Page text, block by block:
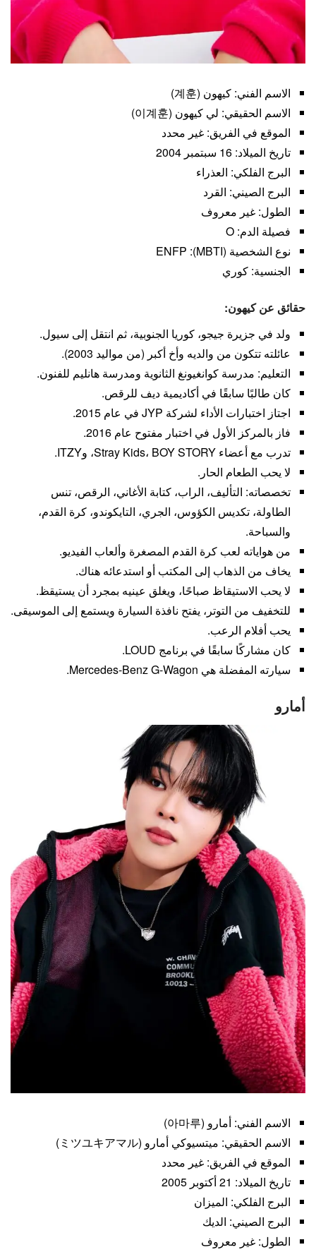
الاسم الفني: كيهون (계훈)
الاسم الحقيقي: لي كيهون (이계훈)
الموقع في الفريق: غير محدد
تاريخ الميلاد: 16 سبتمبر 2004
البرج الفلكي: العذراء
البرج الصيني: القرد
الطول: غير معروف
فصيلة الدم: O
نوع الشخصية (MBTI): ENFP
الجنسية: كوري
حقائق عن كيهون:
ولد في جزيرة جيجو، كوريا الجنوبية، ثم انتقل إلى سيول.
عائلته تتكون من والديه وأخ أكبر (من مواليد 2003).
التعليم: مدرسة كوانغيونغ الثانوية ومدرسة هانليم للفنون.
كان طالبًا سابقًا في أكاديمية ديف للرقص.
اجتاز اختبارات الأداء لشركة JYP في عام 2015.
فاز بالمركز الأول في اختبار مفتوح عام 2016.
تدرب مع أعضاء Stray Kids، BOY STORY، وITZY.
لا يحب الطعام الحار.
تخصصاته: التأليف، الراب، كتابة الأغاني، الرقص، تنس
الطاولة، تكديس الكؤوس، الجري، التايكوندو، كرة القدم،
والسباحة.
من هواياته لعب كرة القدم المصغرة وألعاب الفيديو.
يخاف من الذهاب إلى المكتب أو استدعائه هناك.
لا يحب الاستيقاظ صباحًا، ويغلق عينيه بمجرد أن يستيقظ.
للتخفيف من التوتر، يفتح نافذة السيارة ويستمع إلى الموسيقى.
يحب أفلام الرعب.
كان مشاركًا سابقًا في برنامج LOUD.
سيارته المفضلة هي Mercedes-Benz G-Wagon.
أمارو
الاسم الفني: أمارو (아마루)
الاسم الحقيقي: ميتسيوكي أمارو (ミツユキアマル)
الموقع في الفريق: غير محدد
تاريخ الميلاد: 21 أكتوبر 2005
البرج الفلكي: الميزان
البرج الصيني: الديك
الطول: غير معروف